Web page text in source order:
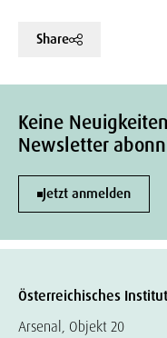
Share
Keine
Newsletter
Jetzt anmelden
Österreichisches
Arsenal, Objekt 20